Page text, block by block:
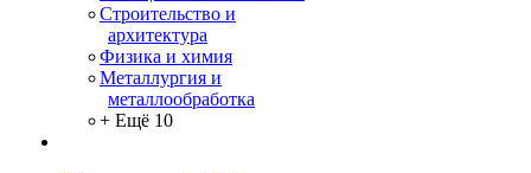
Строительство и
архитектура
Физика и химия
Металлургия и
металлообработка
+ Ещё 10